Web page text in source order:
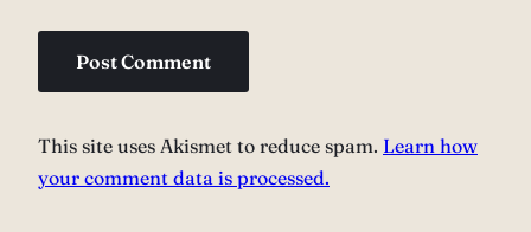
This site uses Akismet to reduce spam. Learn how
your comment data is processed.